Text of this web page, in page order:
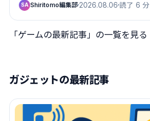
SA Shiritomo編集部 2026.08.06 読了 6 分
「ゲームの最新記事」の一覧を見る
ガジェットの最新記事